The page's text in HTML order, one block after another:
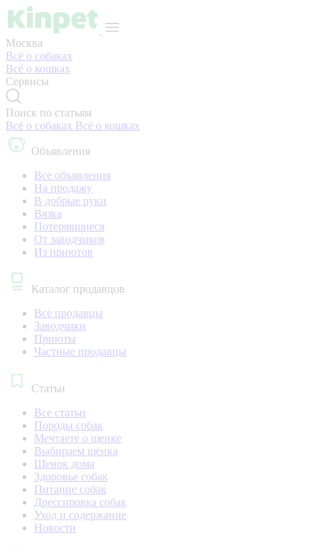
Москва
Всё о собаках
Всё о кошках
Сервисы
Поиск по статьям
Всё о собаках Всё о кошках
Объявления
Все объявления
На продажу
В добрые руки
Вязка
Потерявшиеся
От заводчиков
Из приютов
Каталог продавцов
Все продавцы
Заводчики
Приюты
Частные продавцы
Статьи
Все статьи
Породы собак
Мечтаете о щенке
Выбираем щенка
Щенок дома
Здоровье собак
Питание собак
Дрессировка собак
Уход и содержание
Новости